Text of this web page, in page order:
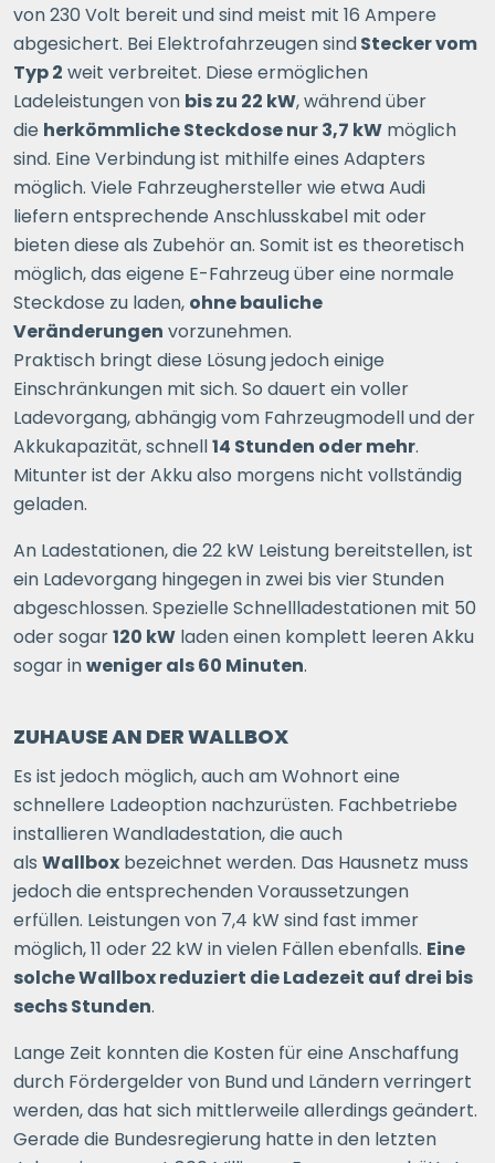
von 230 Volt bereit und sind meist mit 16 Ampere
abgesichert. Bei Elektrofahrzeugen sindStecker vom
Typ 2 weit verbreitet. Diese ermöglichen
Ladeleistungen von bis zu 22 kW, während über
die herkömmliche Steckdose nur 3,7 kW möglich
sind. Eine Verbindung ist mithilfe eines Adapters
möglich. Viele Fahrzeughersteller wie etwa Audi
liefern entsprechende Anschlusskabel mit oder
bieten diese als Zubehör an. Somit ist es theoretisch
möglich, das eigene E-Fahrzeug über eine normale
Steckdose zu laden, ohne bauliche
Veränderungen vorzunehmen.
Praktisch bringt diese Lösung jedoch einige
Einschränkungen mit sich. So dauert ein voller
Ladevorgang, abhängig vom Fahrzeugmodell und der
Akkukapazität, schnell14 Stunden oder mehr.
Mitunter ist der Akku also morgens nicht vollständig
geladen.
An Ladestationen, die 22 kW Leistung bereitstellen, ist
ein Ladevorgang hingegen in zwei bis vier Stunden
abgeschlossen. Spezielle Schnellladestationen mit 50
oder sogar120 kW laden einen komplett leeren Akku
sogar inweniger als 60 Minuten.
ZUHAUSE AN DER WALLBOX
Es ist jedoch möglich, auch am Wohnort eine
schnellere Ladeoption nachzurüsten. Fachbetriebe
installieren Wandladestation, die auch
als Wallbox bezeichnet werden. Das Hausnetz muss
jedoch die entsprechenden Voraussetzungen
erfüllen. Leistungen von 7,4 kW sind fast immer
möglich, 11 oder 22 kW in vielen Fällen ebenfalls. Eine
solche Wallbox reduziert die Ladezeit auf drei bis
sechs Stunden.
Lange Zeit konnten die Kosten für eine Anschaffung
durch Fördergelder von Bund und Ländern verringert
werden, das hat sich mittlerweile allerdings geändert.
Gerade die Bundesregierung hatte in den letzten